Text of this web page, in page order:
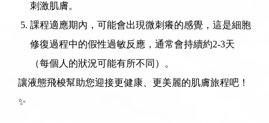
刺激肌膚。
課程適應期內，可能會出現微刺癢的感覺，這是細胞
修復過程中的假性過敏反應，通常會持續約2-3天
（每個人的狀況可能有所不同）。
讓液態飛梭幫助您迎接更健康、更美麗的肌膚旅程吧！
✨